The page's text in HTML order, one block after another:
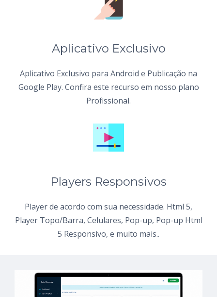
Aplicativo Exclusivo
Aplicativo Exclusivo para Android e Publicação na
Google Play. Confira este recurso em nosso plano
Profissional.
Players Responsivos
Player de acordo com sua necessidade. Html 5,
Player Topo/Barra, Celulares, Pop-up, Pop-up Html
5 Responsivo, e muito mais..